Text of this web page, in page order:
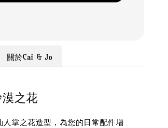
關於Cai & Jo
之花
掌之花造型，為您的日常配件增